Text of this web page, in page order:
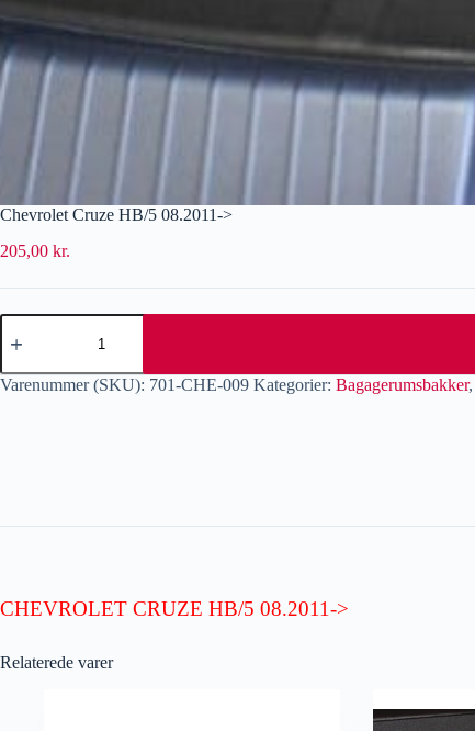
Chevrolet Cruze HB/5 08.2011->
205,00 kr.
Varenummer (SKU): 701-CHE-009 Kategorier: Bagagerumsbakker,
CHEVROLET CRUZE HB/5 08.2011->
Relaterede varer